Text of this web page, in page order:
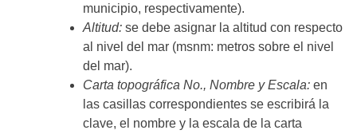
municipio, respectivamente).
Altitud: se debe asignar la altitud con respecto
al nivel del mar (msnm: metros sobre el nivel
del mar).
Carta topográfica No., Nombre y Escala: en
las casillas correspondientes se escribirá la
clave, el nombre y la escala de la carta